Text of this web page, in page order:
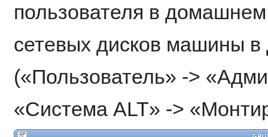
пользователя в
сетевых дисков машины
(«Пользователь» ->
«Система ALT» ->